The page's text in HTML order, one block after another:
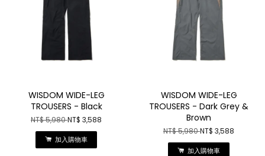
WISDOM WIDE-LEG
TROUSERS - Black
NT$ 5,980NT$ 3,588
加入購物車
WISDOM WIDE-LEG
TROUSERS - Dark Grey &
Brown
NT$ 5,980NT$ 3,588
加入購物車